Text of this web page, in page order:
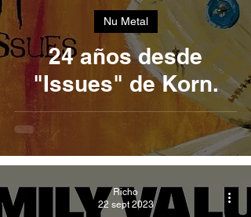
24 años desde
"Issues" de Korn.
Nu Metal
Richo
22 sept 2023